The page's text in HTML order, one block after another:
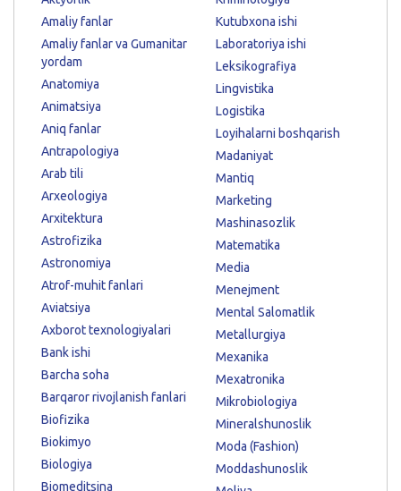
Amaliy fanlar
Amaliy fanlar va Gumanitar
yordam
Anatomiya
Animatsiya
Aniq fanlar
Antrapologiya
Arab tili
Arxeologiya
Arxitektura
Astrofizika
Astronomiya
Atrof-muhit fanlari
Aviatsiya
Axborot texnologiyalari
Bank ishi
Barcha soha
Barqaror rivojlanish fanlari
Biofizika
Biokimyo
Biologiya
Biomeditsina
Kutubxona ishi
Laboratoriya ishi
Leksikografiya
Lingvistika
Logistika
Loyihalarni boshqarish
Madaniyat
Mantiq
Marketing
Mashinasozlik
Matematika
Media
Menejment
Mental Salomatlik
Metallurgiya
Mexanika
Mexatronika
Mikrobiologiya
Mineralshunoslik
Moda (Fashion)
Moddashunoslik